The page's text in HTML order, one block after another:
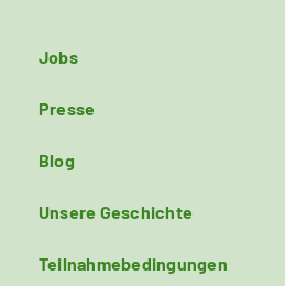
Jobs
Presse
Blog
Unsere Geschichte
Teilnahmebedingungen